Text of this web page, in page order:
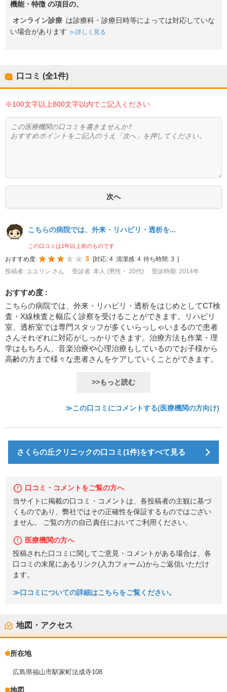
機能・特徴 の項目の、
オンライン診療 は診療科・診療日時等によっては対応していな
い場合があります
詳しく見る
口コミ (全1件)
※100文字以上800文字以内でご記入ください
こちらの病院では、外来・リハビリ・透析を...
この口コミは1年以上前のものです
おすすめ度: 3 対応: 4 清潔感: 4 待ち時間: 3
投稿者: ユユリン さん
受診者: 本人 (男性・ 20代) 受診時期: 2014年
おすすめ度 :
こちらの病院では、外来・リハビリ・透析をはじめとしてCT検
査・X線検査と幅広く診察を受けることができます。リハビリ
室、透析室では専門スタッフが多くいらっしゃいまるので患者
さんそれぞれに対応がしっかりできます。治療方法も作業・理
学はもちろん、音楽治療や心理治療もしているのでお子様から
高齢の方まで様々な患者さんをケアしていくことができます。
>>もっと読む
≫この口コミにコメントする(医療機関の方向け)
さくらの丘クリニックの口コミ(1件)をすべて見る
口コミ・コメントをご覧の方へ
当サイトに掲載の口コミ・コメントは、各投稿者の主観に基づ
くものであり、弊社ではその正確性を保証するものではござい
ません。 ご覧の方の自己責任においてご利用ください。
医療機関の方へ
投稿された口コミに関してご意見・コメントがある場合は、各
口コミの末尾にあるリンク(入力フォーム)からご返信いただけ
ます。
≫口コミについての詳細はこちらをご覧ください。
地図・アクセス
所在地
広島県福山市駅家町法成寺108
地図